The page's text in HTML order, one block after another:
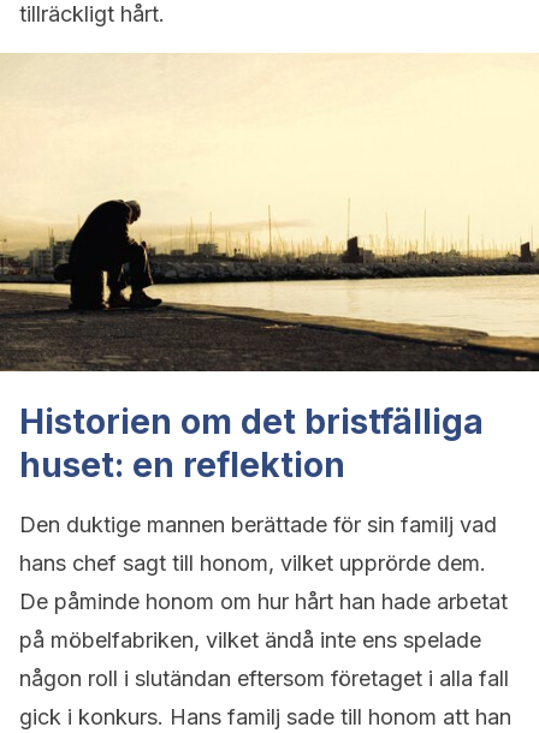
tillräckligt hårt.
Historien om det bristfälliga
huset: en reflektion
Den duktige mannen berättade för sin familj vad
hans chef sagt till honom, vilket upprörde dem.
De påminde honom om hur hårt han hade arbetat
på möbelfabriken, vilket ändå inte ens spelade
någon roll i slutändan eftersom företaget i alla fall
gick i konkurs. Hans familj sade till honom att han